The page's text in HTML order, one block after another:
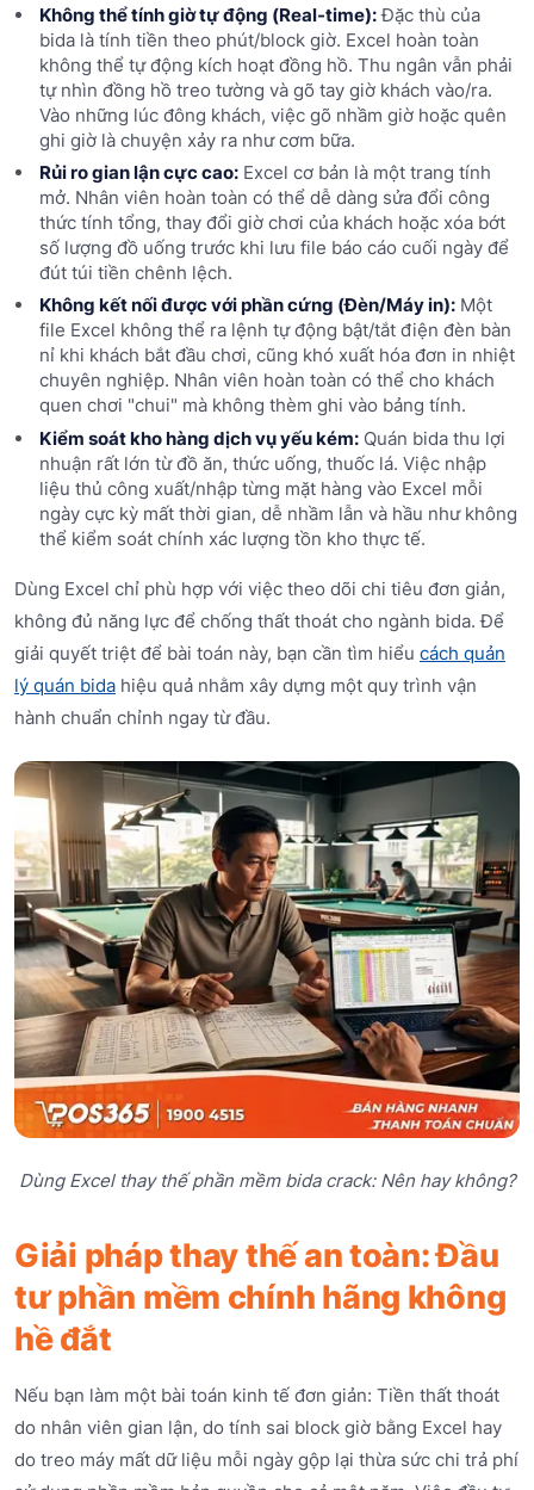
Không thể tính giờ tự động (Real-time):Đặc thù của
bida là tính tiền theo phút/block giờ. Excel hoàn toàn
không thể tự động kích hoạt đồng hồ. Thu ngân vẫn phải
tự nhìn đồng hồ treo tường và gõ tay giờ khách vào/ra.
Vào những lúc đông khách, việc gõ nhầm giờ hoặc quên
ghi giờ là chuyện xảy ra như cơm bữa.
Rủi ro gian lận cực cao:Excel cơ bản là một trang tính
mở. Nhân viên hoàn toàn có thể dễ dàng sửa đổi công
thức tính tổng, thay đổi giờ chơi của khách hoặc xóa bớt
số lượng đồ uống trước khi lưu file báo cáo cuối ngày để
đút túi tiền chênh lệch.
Không kết nối được với phần cứng (Đèn/Máy in):Một
file Excel không thể ra lệnh tự động bật/tắt điện đèn bàn
nỉ khi khách bắt đầu chơi, cũng khó xuất hóa đơn in nhiệt
chuyên nghiệp. Nhân viên hoàn toàn có thể cho khách
quen chơi "chui" mà không thèm ghi vào bảng tính.
Kiểm soát kho hàng dịch vụ yếu kém:Quán bida thu lợi
nhuận rất lớn từ đồ ăn, thức uống, thuốc lá. Việc nhập
liệu thủ công xuất/nhập từng mặt hàng vào Excel mỗi
ngày cực kỳ mất thời gian, dễ nhầm lẫn và hầu như không
thể kiểm soát chính xác lượng tồn kho thực tế.
Dùng Excel chỉ phù hợp với việc theo dõi chi tiêu đơn giản,
không đủ năng lực để chống thất thoát cho ngành bida. Để
giải quyết triệt để bài toán này, bạn cần tìm hiểu cách quản
lý quán bida hiệu quả nhằm xây dựng một quy trình vận
hành chuẩn chỉnh ngay từ đầu.
Dùng Excel thay thế phần mềm bida crack: Nên hay không?
Giải pháp thay thế an toàn: Đầu
tư phần mềm chính hãng không
hề đắt
Nếu bạn làm một bài toán kinh tế đơn giản: Tiền thất thoát
do nhân viên gian lận, do tính sai block giờ bằng Excel hay
do treo máy mất dữ liệu mỗi ngày gộp lại thừa sức chi trả phí